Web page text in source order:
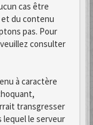
cas être
du contenu
pas. Pour
consulter
à caractère
transgresser
lequel le serveur